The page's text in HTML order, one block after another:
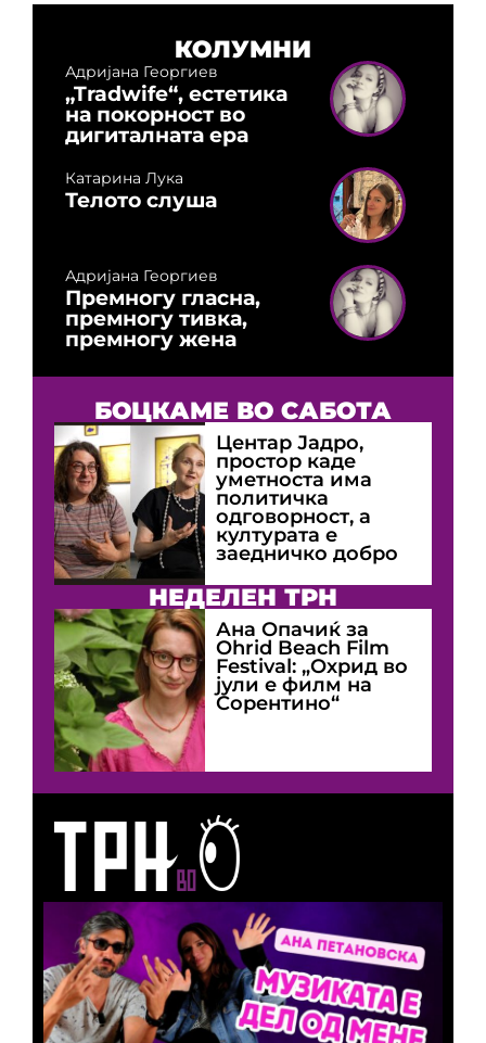
КОЛУМНИ
Адријана Георгиев
„Tradwife“, естетика
на покорност во
дигиталната ера
Катарина Лука
Телото слуша
Адријана Георгиев
Премногу гласна,
премногу тивка,
премногу жена
БОЦКАМЕ ВО САБОТА
Центар Јадро,
простор каде
уметноста има
политичка
одговорност, а
културата е
заедничко добро
НЕДЕЛЕН ТРН
Ана Опачиќ за
Оhrid Beach Film
Festival: „Охрид во
јули е филм на
Сорентино“